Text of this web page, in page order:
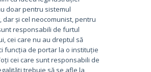
doar pentru sistemul
dar și cel neocomunist, pentru
responsabili de furtul
cei care nu au dreptul să
funcția de portar la o instituție
cei care sunt responsabili de
trebuie să se afle la